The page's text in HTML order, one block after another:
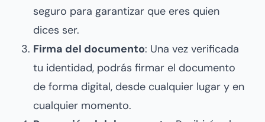
seguro para garantizar que eres quien
dices ser.
Firma del documento: Una vez verificada
tu identidad, podrás firmar el documento
de forma digital, desde cualquier lugar y en
cualquier momento.